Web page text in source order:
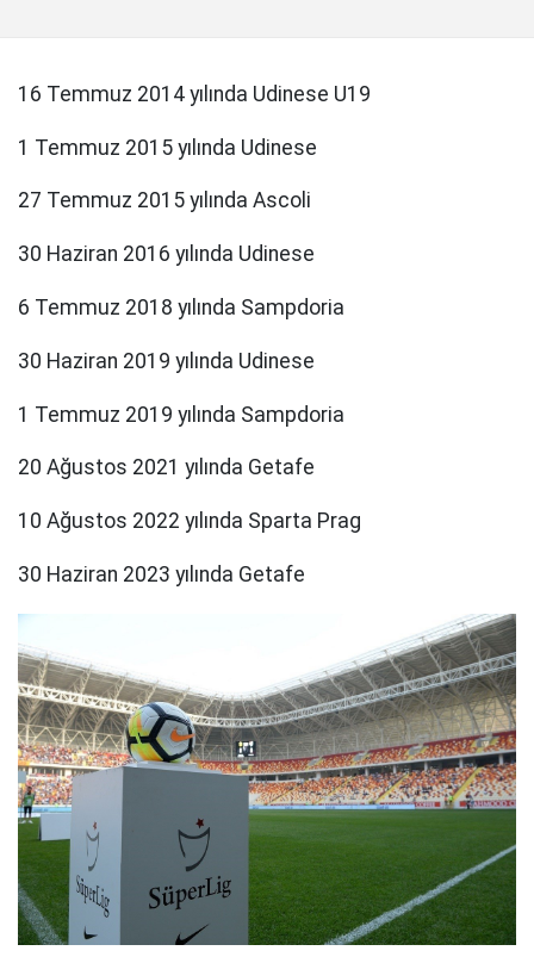
16 Temmuz 2014 yılında Udinese U19
1 Temmuz 2015 yılında Udinese
27 Temmuz 2015 yılında Ascoli
30 Haziran 2016 yılında Udinese
6 Temmuz 2018 yılında Sampdoria
30 Haziran 2019 yılında Udinese
1 Temmuz 2019 yılında Sampdoria
20 Ağustos 2021 yılında Getafe
10 Ağustos 2022 yılında Sparta Prag
30 Haziran 2023 yılında Getafe